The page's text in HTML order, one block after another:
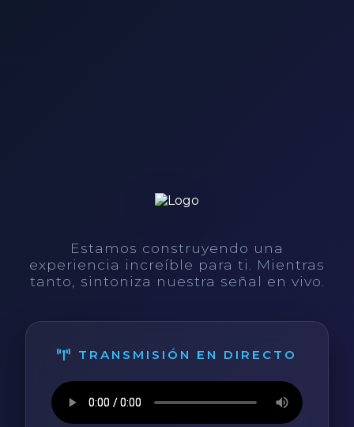
Estamos construyendo una
experiencia increíble para ti. Mientras
tanto, sintoniza nuestra señal en vivo.
TRANSMISIÓN EN DIRECTO